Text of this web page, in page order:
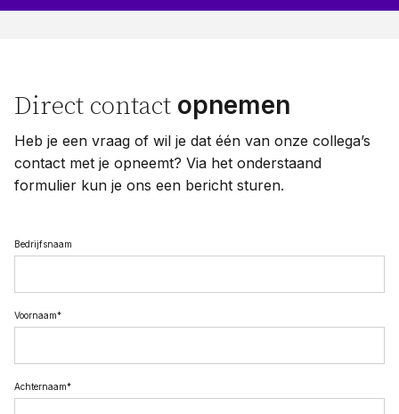
Direct contact opnemen
Heb je een vraag of wil je dat één van onze collega’s
contact met je opneemt? Via het onderstaand
formulier kun je ons een bericht sturen.
Bedrijfsnaam
Voornaam*
Achternaam*